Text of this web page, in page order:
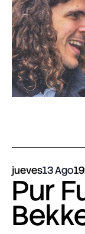
jueves13 Ago
Pur